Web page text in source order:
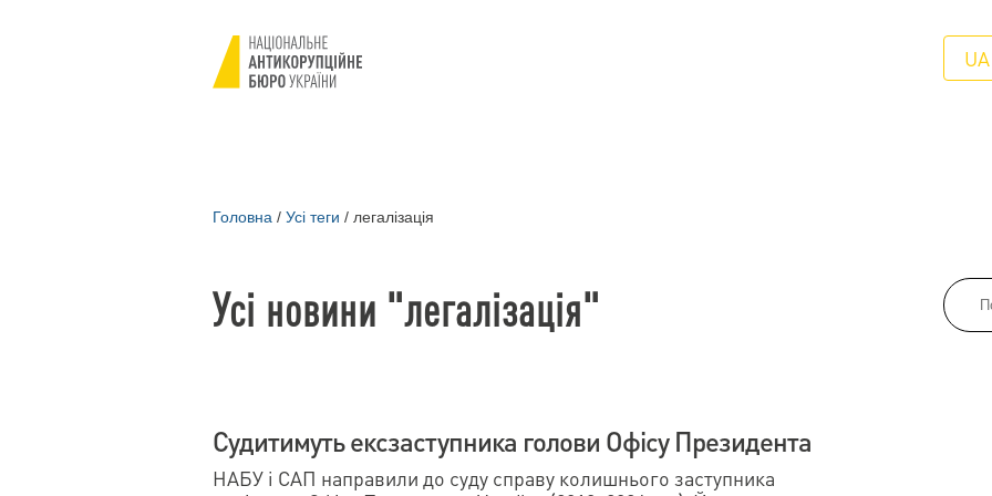
UA
Головна / Усі теги / легалізація
Усі новини "легалізація"
Судитимуть ексзаступника голови Офісу Президента
НАБУ і САП направили до суду справу колишнього заступника